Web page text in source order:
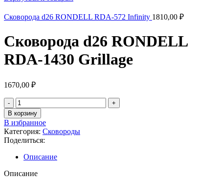
Сковорода d26 RONDELL RDA-572 Infinity 1810,00 ₽
Сковорода d26 RONDELL
RDA-1430 Grillage
1670,00 ₽
В корзину
В избранное
Категория: Сковороды
Поделиться:
Описание
Описание